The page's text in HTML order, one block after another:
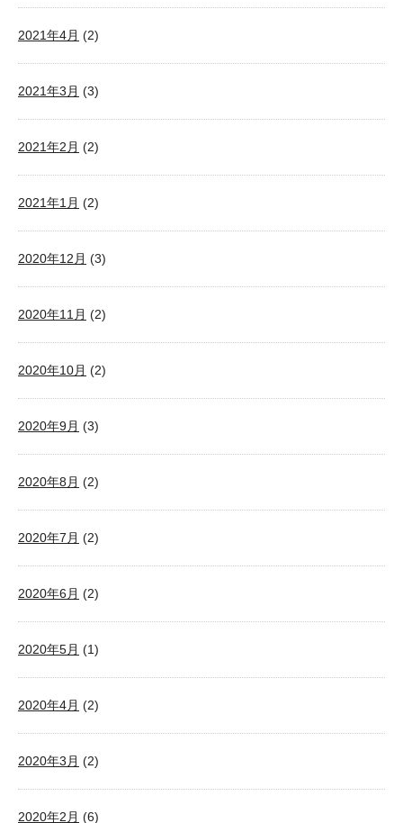
2021年4月 (2)
2021年3月 (3)
2021年2月 (2)
2021年1月 (2)
2020年12月 (3)
2020年11月 (2)
2020年10月 (2)
2020年9月 (3)
2020年8月 (2)
2020年7月 (2)
2020年6月 (2)
2020年5月 (1)
2020年4月 (2)
2020年3月 (2)
2020年2月 (6)